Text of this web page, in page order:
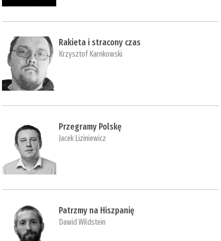
Rakieta i stracony czas
Krzysztof Karnkowski
Przegramy Polskę
Jacek Liziniewicz
Patrzmy na Hiszpanię
Dawid Wildstein